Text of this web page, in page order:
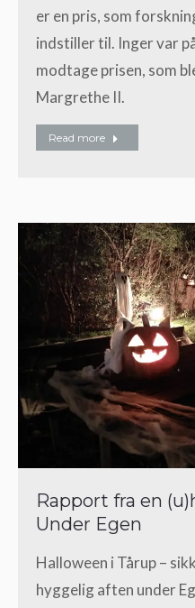
er en pris, som
indstiller til. Inger var
modtage prisen, som
Margrethe II.
Read more
Rapport fra en
Under Egen
Halloween i Tårup –
hyggelig aften under